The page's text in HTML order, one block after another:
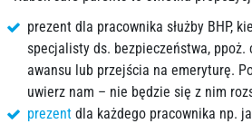
prezent dla pracownika służby BHP,
specjalisty ds. bezpieczeństwa, ppoż.
awansu lub przejścia na emeryturę.
uwierz nam – nie będzie się z nim
prezent dla każdego pracownika np.